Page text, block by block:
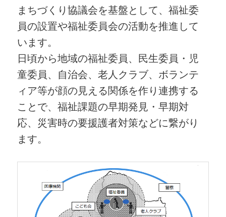
まちづくり協議会を基盤として、福祉委
員の設置や福祉委員会の活動を推進して
います。
日頃から地域の福祉委員、民生委員・児
童委員、自治会、老人クラブ、ボランテ
ィア等が顔の見える関係を作り連携する
ことで、福祉課題の早期発見・早期対
応、災害時の要援護者対策などに繋がり
ます。